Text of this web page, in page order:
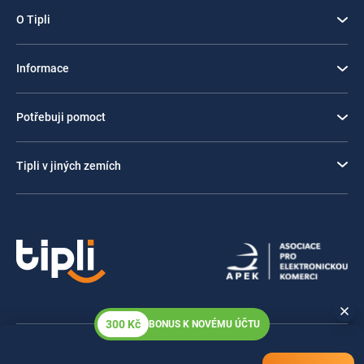
300 Kč BONUS K NOVÉMU ÚČTU
O Tipli
Informace
Potřebuji pomoct
Tipli v jiných zemích